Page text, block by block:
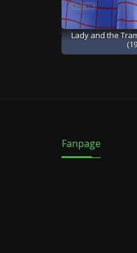
Lady and the
Fanpage